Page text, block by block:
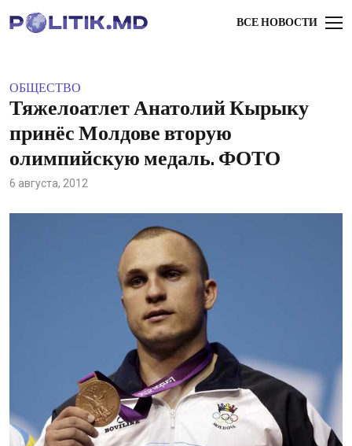
ВСЕ НОВОСТИ
ОБЩЕСТВО
Тяжелоатлет Анатолий Кырыку
принёс Молдове вторую
олимпийскую медаль. ФОТО
6 августа, 2012